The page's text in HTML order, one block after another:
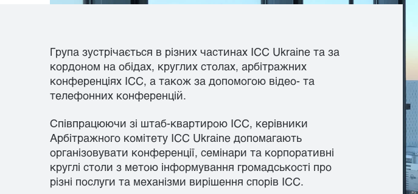
Група зустрічається в різних частинах ICC Ukraine та за
кордоном на обідах, круглих столах, арбітражних
конференціях ICC, а також за допомогою відео- та
телефонних конференцій.
Співпрацюючи зі штаб-квартирою ICC, керівники
Арбітражного комітету ICC Ukraine допомагають
організовувати конференції, семінари та корпоративні
круглі столи з метою інформування громадськості про
різні послуги та механізми вирішення спорів ICC.